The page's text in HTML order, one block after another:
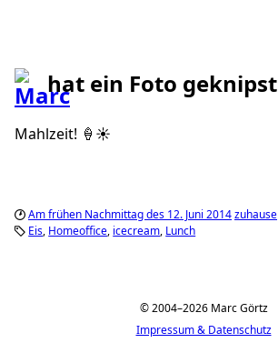
hat ein Foto geknipst
Mahlzeit! 🍦☀️
Am frühen Nachmittag des 12. Juni 2014zuhause
Eis Homeoffice icecream Lunch
© 2004–2026 Marc Görtz
Impressum & Datenschutz